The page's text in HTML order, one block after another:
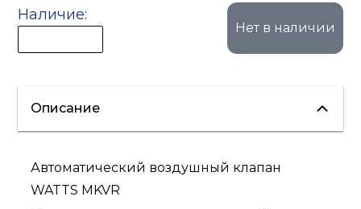
Наличие:
Нет в наличии
Описание
Автоматический воздушный клапан
WATTS MKVR